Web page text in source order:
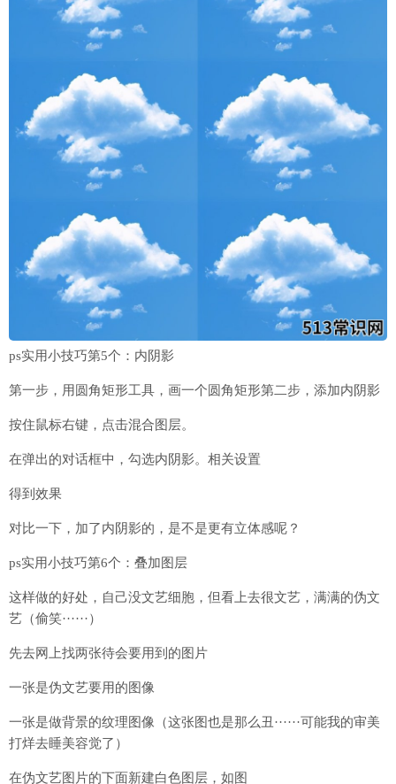
ps实用小技巧第5个：内阴影
第一步，用圆角矩形工具，画一个圆角矩形第二步，添加内阴影
按住鼠标右键，点击混合图层。
在弹出的对话框中，勾选内阴影。相关设置
得到效果
对比一下，加了内阴影的，是不是更有立体感呢？
ps实用小技巧第6个：叠加图层
这样做的好处，自己没文艺细胞，但看上去很文艺，满满的伪文
艺（偷笑······）
先去网上找两张待会要用到的图片
一张是伪文艺要用的图像
一张是做背景的纹理图像（这张图也是那么丑······可能我的审美
打烊去睡美容觉了）
在伪文艺图片的下面新建白色图层，如图